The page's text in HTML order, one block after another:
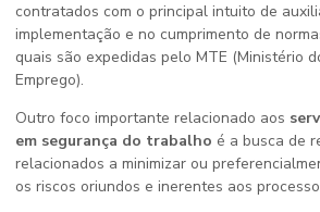
contratados com o principal intuito de
implementação e no cumprimento de
quais são expedidas pelo MTE (Ministério
Emprego).
Outro foco importante relacionado aos
em segurança do trabalho é a busca de
relacionados a minimizar ou
os riscos oriundos e inerentes aos